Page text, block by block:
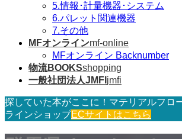
5.情報･計量機器･システム
6.パレット関連機器
7.その他
MFオンラインmf-online
MFオンライン Backnumber
物流BOOKSshopping
一般社団法人JMFI jmfi
探していた本がここに！マテリアルフロ
ラインショップECサイトはこちら